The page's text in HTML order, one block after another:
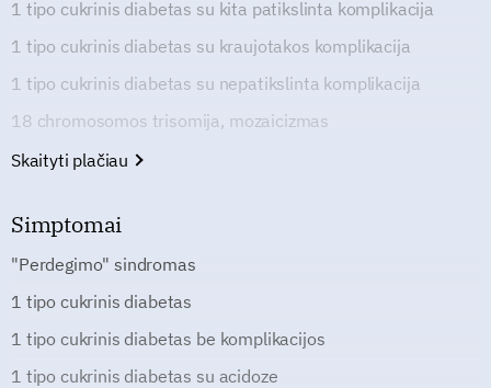
1 tipo cukrinis diabetas su kita patikslinta komplikacija
1 tipo cukrinis diabetas su kraujotakos komplikacija
1 tipo cukrinis diabetas su nepatikslinta komplikacija
18 chromosomos trisomija, mozaicizmas
Skaityti plačiau
Simptomai
"Perdegimo" sindromas
1 tipo cukrinis diabetas
1 tipo cukrinis diabetas be komplikacijos
1 tipo cukrinis diabetas su acidoze